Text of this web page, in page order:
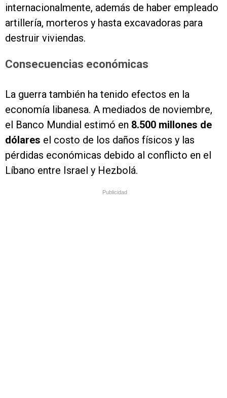
internacionalmente, además de haber empleado
artillería, morteros y hasta excavadoras para
destruir viviendas.
Consecuencias económicas
La guerra también ha tenido efectos en la
economía libanesa. A mediados de noviembre,
el Banco Mundial estimó en 8.500 millones de
dólares el costo de los daños físicos y las
pérdidas económicas debido al conflicto en el
Líbano entre Israel y Hezbolá.
Publicidad